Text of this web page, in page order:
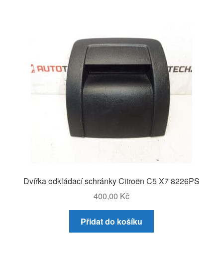
Dvířka odkládací schránky Citroën C5 X7 8226PS
400,00 Kč
Přidat do košíku